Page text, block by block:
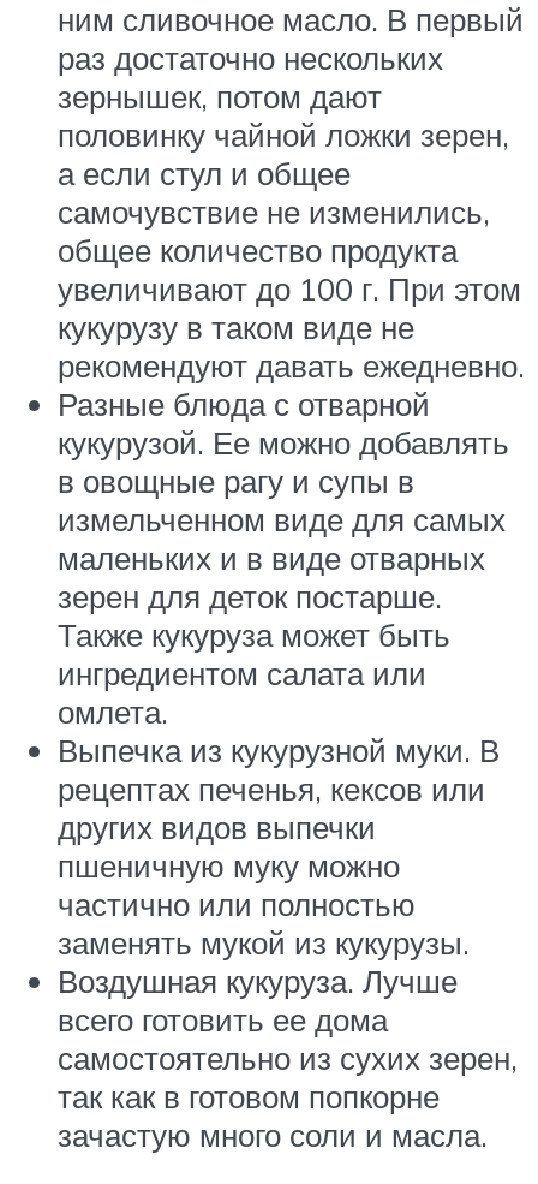
ним сливочное масло. В первый
раз достаточно нескольких
зернышек, потом дают
половинку чайной ложки зерен,
а если стул и общее
самочувствие не изменились,
общее количество продукта
увеличивают до 100 г. При этом
кукурузу в таком виде не
рекомендуют давать ежедневно.
Разные блюда с отварной
кукурузой. Ее можно добавлять
в овощные рагу и супы в
измельченном виде для самых
маленьких и в виде отварных
зерен для деток постарше.
Также кукуруза может быть
ингредиентом салата или
омлета.
Выпечка из кукурузной муки. В
рецептах печенья, кексов или
других видов выпечки
пшеничную муку можно
частично или полностью
заменять мукой из кукурузы.
Воздушная кукуруза. Лучше
всего готовить ее дома
самостоятельно из сухих зерен,
так как в готовом попкорне
зачастую много соли и масла.